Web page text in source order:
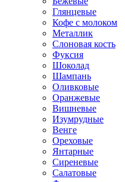
Глянцевые
Кофе с молоком
Металлик
Слоновая кость
Фуксия
Шоколад
Шампань
Оливковые
Оранжевые
Вишневые
Изумрудные
Венге
Ореховые
Янтарные
Сиреневые
Салатовые